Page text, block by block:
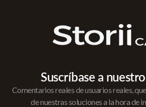
Suscríbase a
Comentarios reales de usuarios reales,
de nuestras soluciones a la hora de